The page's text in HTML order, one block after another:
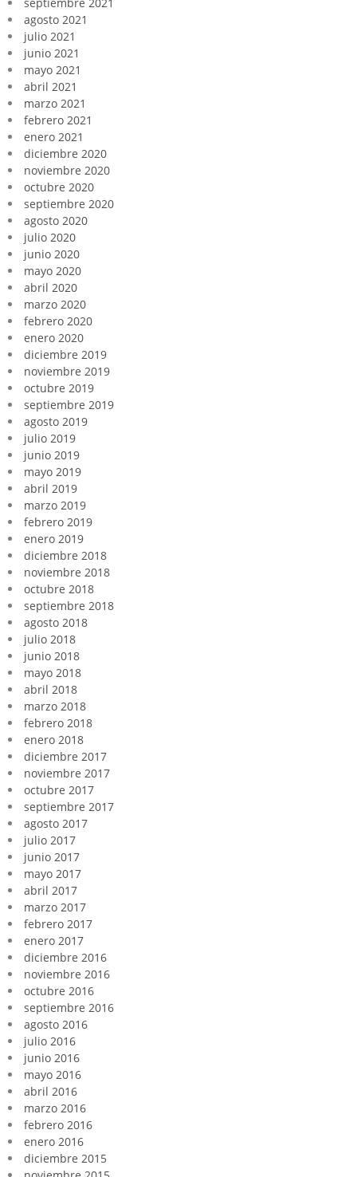
septiembre 2021
agosto 2021
julio 2021
junio 2021
mayo 2021
abril 2021
marzo 2021
febrero 2021
enero 2021
diciembre 2020
noviembre 2020
octubre 2020
septiembre 2020
agosto 2020
julio 2020
junio 2020
mayo 2020
abril 2020
marzo 2020
febrero 2020
enero 2020
diciembre 2019
noviembre 2019
octubre 2019
septiembre 2019
agosto 2019
julio 2019
junio 2019
mayo 2019
abril 2019
marzo 2019
febrero 2019
enero 2019
diciembre 2018
noviembre 2018
octubre 2018
septiembre 2018
agosto 2018
julio 2018
junio 2018
mayo 2018
abril 2018
marzo 2018
febrero 2018
enero 2018
diciembre 2017
noviembre 2017
octubre 2017
septiembre 2017
agosto 2017
julio 2017
junio 2017
mayo 2017
abril 2017
marzo 2017
febrero 2017
enero 2017
diciembre 2016
noviembre 2016
octubre 2016
septiembre 2016
agosto 2016
julio 2016
junio 2016
mayo 2016
abril 2016
marzo 2016
febrero 2016
enero 2016
diciembre 2015